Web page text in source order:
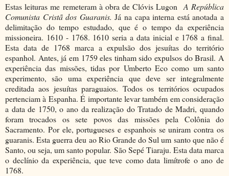
Estas leituras me remeteram à obra de Clóvis Lugon A República
Comunista Cristã dos Guaranis.Já na capa interna está anotada a
delimitação do tempo estudado, que é o tempo da experiência
missioneira. 1610 - 1768. 1610 seria a data inicial e 1768 a final.
Esta data de 1768 marca a expulsão dos jesuítas do território
espanhol. Antes, já em 1759 eles tinham sido expulsos do Brasil. A
experiência das missões, tidas por Umberto Eco como um santo
experimento, são uma experiência que deve ser integralmente
creditada aos jesuítas paraguaios. Todos os territórios ocupados
pertenciam à Espanha. É importante levar também em consideração
a data de 1750, o ano da realização do Tratado de Madri, quando
foram trocados os sete povos das missões pela Colônia do
Sacramento. Por ele, portugueses e espanhois se uniram contra os
guaranis. Esta guerra deu ao Rio Grande do Sul um santo que não é
Santo, ou seja, um santo popular. São Sepé Tiaraju. Esta data marca
o declínio da experiência, que teve como data limítrofe o ano de
1768.